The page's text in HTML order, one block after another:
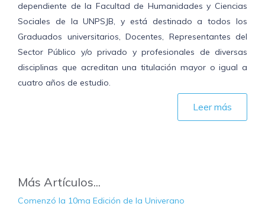
dependiente de la Facultad de Humanidades y Ciencias
Sociales de la UNPSJB, y está destinado a todos los
Graduados universitarios, Docentes, Representantes del
Sector Público y/o privado y profesionales de diversas
disciplinas que acreditan una titulación mayor o igual a
cuatro años de estudio.
Leer más
Más Artículos...
Comenzó la 10ma Edición de la Univerano